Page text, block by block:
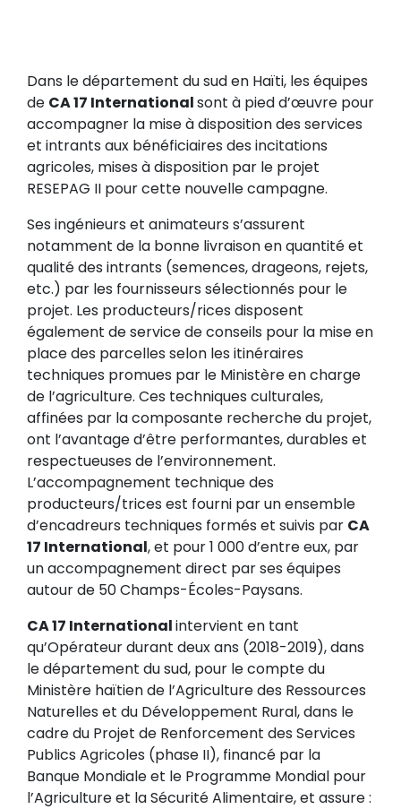
Dans le département du sud en Haïti, les équipes
de CA 17 Internationalsont à pied d’œuvre pour
accompagner la mise à disposition des services
et intrants aux bénéficiaires des incitations
agricoles, mises à disposition par le projet
RESEPAG II pour cette nouvelle campagne.
Ses ingénieurs et animateurs s’assurent
notamment de la bonne livraison en quantité et
qualité des intrants (semences, drageons, rejets,
etc.) par les fournisseurs sélectionnés pour le
projet. Les producteurs/rices disposent
également de service de conseils pour la mise en
place des parcelles selon les itinéraires
techniques promues par le Ministère en charge
de l’agriculture. Ces techniques culturales,
affinées par la composante recherche du projet,
ont l’avantage d’être performantes, durables et
respectueuses de l’environnement.
L’accompagnement technique des
producteurs/trices est fourni par un ensemble
d’encadreurs techniques formés et suivis par CA
17 International, et pour 1 000 d’entre eux, par
un accompagnement direct par ses équipes
autour de 50 Champs-Écoles-Paysans.
CA 17 Internationalintervient en tant
qu’Opérateur durant deux ans (2018-2019), dans
le département du sud, pour le compte du
Ministère haïtien de l’Agriculture des Ressources
Naturelles et du Développement Rural, dans le
cadre du Projet de Renforcement des Services
Publics Agricoles (phase II), financé par la
Banque Mondiale et le Programme Mondial pour
l’Agriculture et la Sécurité Alimentaire, et assure :